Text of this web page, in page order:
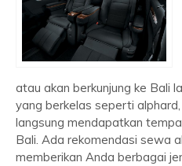
atau akan berkunjung ke Bali
yang berkelas seperti
langsung mendapatkan
Bali. Ada rekomendasi sewa
memberikan Anda berbagai